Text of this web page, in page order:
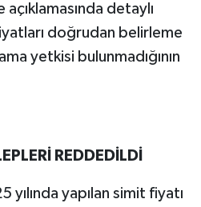
detaylı
doğrudan belirleme
yetkisi bulunmadığının
REDDEDİLDİ
yılında yapılan simit fiyatı